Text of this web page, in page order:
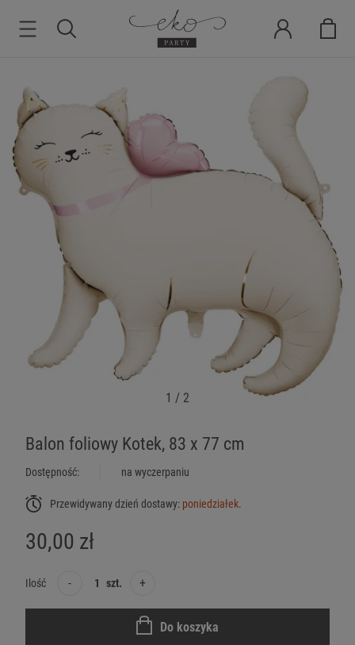
1 / 2
Balon foliowy Kotek, 83 x 77 cm
Dostępność: na wyczerpaniu
Przewidywany dzień dostawy: poniedziałek.
30,00 zł
Ilość - szt. +
Do koszyka